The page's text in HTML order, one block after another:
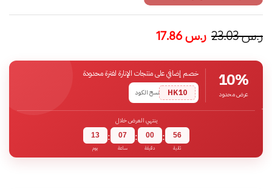
ر.س23.03 ر.س17.86
10%
عرض محدود
خصم إضافي على منتجات الإنارة لفترة محدودة
HK10
نسخ الكود
ينتهي العرض خلال
13
يوم
: 07
ساعة
: 00
دقيقة
: 56
ثانية